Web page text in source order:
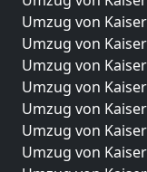
Umzug von
Umzug von
Umzug von
Umzug von
Umzug von
Umzug von
Umzug von